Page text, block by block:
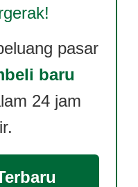
pasar
baru
24 jam